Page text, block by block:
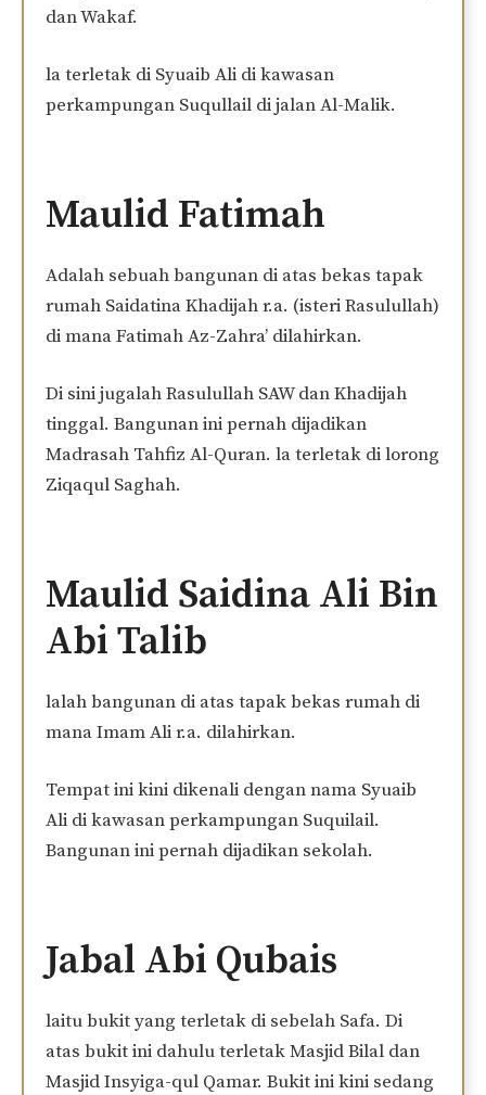
dan Wakaf.
la terletak di Syuaib Ali di kawasan
perkampungan Suqullail di jalan Al-Malik.
Maulid Fatimah
Adalah sebuah bangunan di atas bekas tapak
rumah Saidatina Khadijah r.a. (isteri Rasulullah)
di mana Fatimah Az-Zahra’ dilahirkan.
Di sini jugalah Rasulullah SAW dan Khadijah
tinggal. Bangunan ini pernah dijadikan
Madrasah Tahfiz Al-Quran. la terletak di lorong
Ziqaqul Saghah.
Maulid Saidina Ali Bin
Abi Talib
lalah bangunan di atas tapak bekas rumah di
mana Imam Ali r.a. dilahirkan.
Tempat ini kini dikenali dengan nama Syuaib
Ali di kawasan perkampungan Suquilail.
Bangunan ini pernah dijadikan sekolah.
Jabal Abi Qubais
laitu bukit yang terletak di sebelah Safa. Di
atas bukit ini dahulu terletak Masjid Bilal dan
Masjid Insyiga-qul Qamar. Bukit ini kini sedang